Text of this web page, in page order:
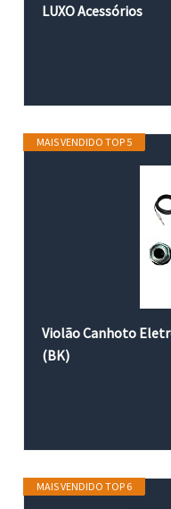
LUXO Acessórios
MAIS VENDIDO TOP 5
Violão Canhoto
(BK)
MAIS VENDIDO TOP 6